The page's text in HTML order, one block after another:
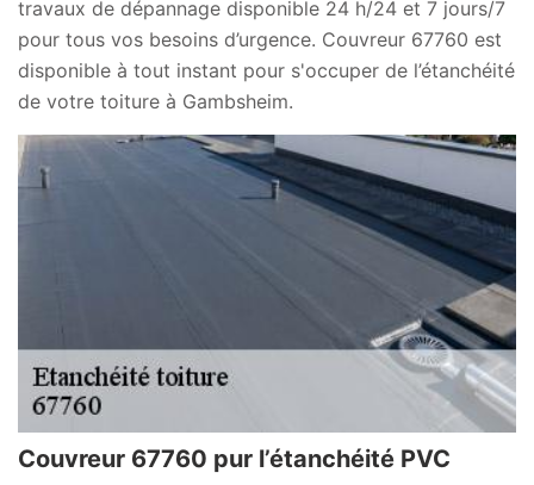
travaux de dépannage disponible 24 h/24 et 7 jours/7
pour tous vos besoins d’urgence. Couvreur 67760 est
disponible à tout instant pour s'occuper de l’étanchéité
de votre toiture à Gambsheim.
Couvreur 67760 pur l’étanchéité PVC